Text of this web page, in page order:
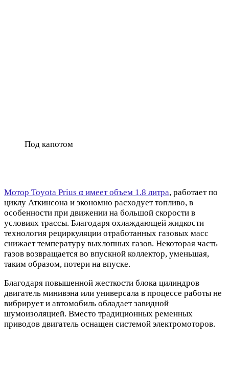
Под капотом
Мотор Toyota Prius α имеет объем 1.8 литра, работает по
циклу Аткинсона и экономно расходует топливо, в
особенности при движении на большой скорости в
условиях трассы. Благодаря охлаждающей жидкости
технология рециркуляции отработанных газовых масс
снижает температуру выхлопных газов. Некоторая часть
газов возвращается во впускной коллектор, уменьшая,
таким образом, потери на впуске.
Благодаря повышенной жесткости блока цилиндров
двигатель минивэна или универсала в процессе работы не
вибрирует и автомобиль обладает завидной
шумоизоляцией. Вместо традиционных ременных
приводов двигатель оснащен системой электромоторов.